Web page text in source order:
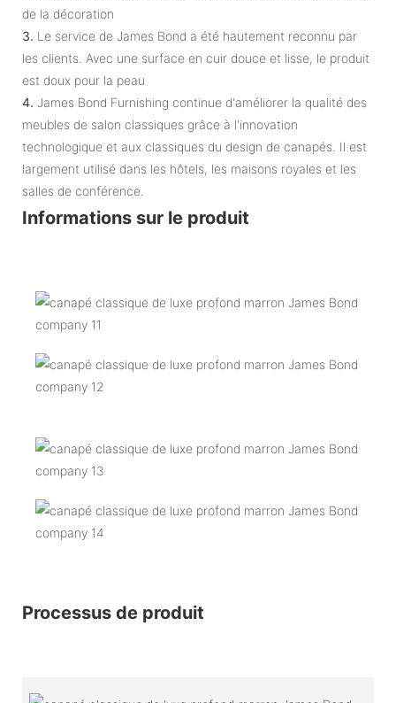
de la décoration
3. Le service de James Bond a été hautement reconnu par
les clients. Avec une surface en cuir douce et lisse, le produit
est doux pour la peau
4. James Bond Furnishing continue d'améliorer la qualité des
meubles de salon classiques grâce à l'innovation
technologique et aux classiques du design de canapés. Il est
largement utilisé dans les hôtels, les maisons royales et les
salles de conférence.
Informations sur le produit
Processus de produit